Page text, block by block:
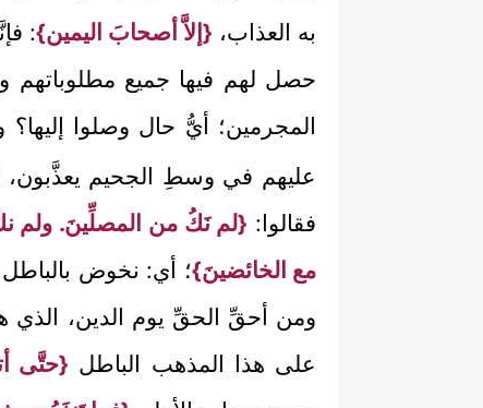
به العذاب، {إلاَّ أصحابَ اليمين}:
حصل لهم فيها جميع مطلوباتهم
المجرمين؛ أيُّ حال وصلوا
عليهم في وسطِ الجحيم يعذَّبون،
فقالوا: {لم نَكُ من المصلِّينَ. ولم
مع الخائضينَ}؛ أي: نخوض
ومن أحقِّ الحقِّ يوم الدين، الذي
على هذا المذهب الباطل {حتَّى